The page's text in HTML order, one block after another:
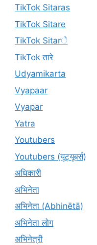
TikTok Sitaras
TikTok Sitare
TikTok Sitarे
TikTok तारे
Udyamikarta
Vyapaar
Vyapar
Yatra
Youtubers
Youtubers (यूट्यूबर्स)
अधिकारी
अभिनेता
अभिनेता (Abhinētā)
अभिनेता लोग
अभिनेत्री